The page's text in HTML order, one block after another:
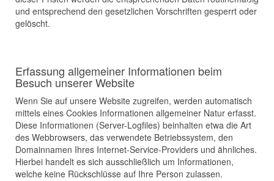
und entsprechend den gesetzlichen Vorschriften gesperrt oder
gelöscht.
Erfassung allgemeiner Informationen beim
Besuch unserer Website
Wenn Sie auf unsere Website zugreifen, werden automatisch
mittels eines Cookies Informationen allgemeiner Natur erfasst.
Diese Informationen (Server-Logfiles) beinhalten etwa die Art
des Webbrowsers, das verwendete Betriebssystem, den
Domainnamen Ihres Internet-Service-Providers und ähnliches.
Hierbei handelt es sich ausschließlich um Informationen,
welche keine Rückschlüsse auf Ihre Person zulassen.